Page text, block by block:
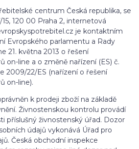
centrum Česká republika, se
120 00 Praha 2, internetová
je kontaktním
Evropského parlamentu a Rady
21. května 2013 o řešení
on-line a o změně nařízení (ES) č.
2009/22/ES (nařízení o řešení
on-line).
k prodeji zboží na základě
Živnostenskou kontrolu provádí
příslušný živnostenský úřad. Dozor
údajů vykonává Úřad pro
Česká obchodní inspekce